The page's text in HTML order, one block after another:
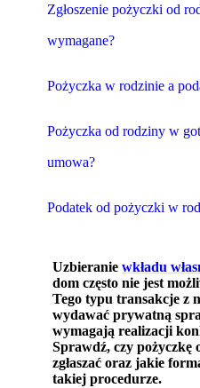
Zgłoszenie pożyczki od
wymagane?
Pożyczka w rodzinie a
Pożyczka od rodziny w
umowa?
Podatek od pożyczki w
Uzbieraniewkładu
dom często nie jest
Tego typu transakcje z
wydawać prywatną
wymagają realizacji
Sprawdź, czy pożyczkę
zgłaszać oraz jakie
takiej procedurze.